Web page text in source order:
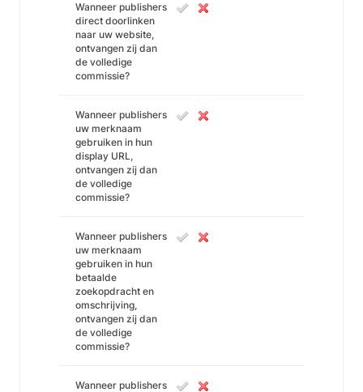
Wanneer publishers
direct doorlinken
naar uw website,
ontvangen zij dan
de volledige
commissie?
Wanneer publishers
uw merknaam
gebruiken in hun
display URL,
ontvangen zij dan
de volledige
commissie?
Wanneer publishers
uw merknaam
gebruiken in hun
betaalde
zoekopdracht en
omschrijving,
ontvangen zij dan
de volledige
commissie?
Wanneer publishers